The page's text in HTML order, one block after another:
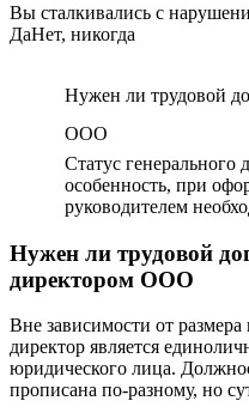
Вы сталкивались с
ДаНет, никогда
Нужен ли трудовой
ООО
Статус генерального
особенность, при
руководителем
Нужен ли трудовой
директором ООО
Вне зависимости от
директор является
юридического лица.
прописана по-разному, но